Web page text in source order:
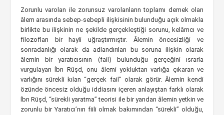
Zorunlu varolan ile zorunsuz varolanların toplamı demek olan
âlem arasında sebep-sebepli ilişkisinin bulunduğu açık olmakla
birlikte bu ilişkinin ne şekilde gerçekleştiği sorunu, kelâmcı ve
filozofları bir hayli uğraştırmıştır. Âlemin öncesizliği ve
sonradanlığı olarak da adlandırılan bu soruna ilişkin olarak
âlemin bir yaratıcısının (fail) bulunduğu gerçeğini ısrarla
vurgulayan İbn Rüşd, onu âlemi yokluktan varlığa çıkaran ve
varlığını sürekli kılan “gerçek fail” olarak görür. Âlemin kendi
özünde öncesiz olduğu iddiasını içeren anlayıştan farklı olarak
İbn Rüşd, “sürekli yaratma” teorisi ile bir yandan âlemin yetkin ve
zorunlu bir Yaratıcı’nın fiili olmak bakımından “sürekli” olduğu,